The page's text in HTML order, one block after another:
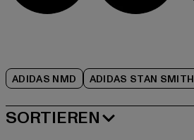
ADIDAS NMD ADIDAS STAN SMITH
SORTIEREN
BELIEBTESTE